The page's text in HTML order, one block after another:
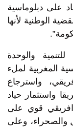
على دبلوماسية
الوطنية لأنها
والوحدة
المغربية لملء
واسترجاع
واستثمار حياد
افريقي قوي على
والصحراء، وعلى